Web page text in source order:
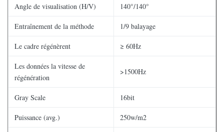
Angle de visualisation (H/V) 140°/140°
Entraînement de la méthode 1/9 balayage
Le cadre régénèrent ≥ 60Hz
Les données la vitesse de
régénération
>1500Hz
Gray Scale 16bit
Puissance (avg.) 250w/m2